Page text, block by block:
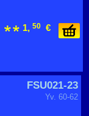
1, 50 €
FSU021-23
Yv. 60-62